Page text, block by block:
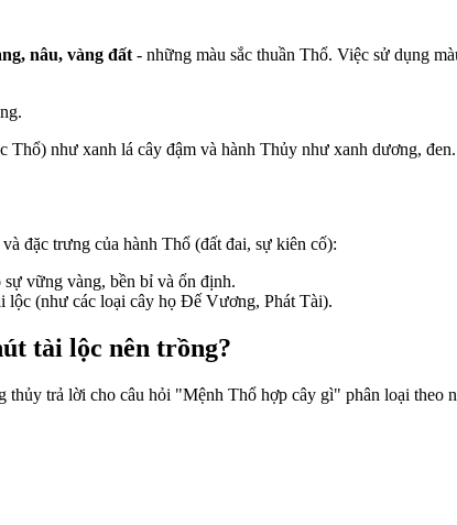
nâu, vàng đất - những màu sắc thuần Thổ. Việc sử dụng
như xanh lá cây đậm và hành Thủy như xanh dương,
đặc trưng của hành Thổ (đất đai, sự kiên cố):
vững vàng, bền bỉ và ổn định.
lộc (như các loại cây họ Đế Vương, Phát Tài).
tài lộc nên trồng?
trả lời cho câu hỏi "Mệnh Thổ hợp cây gì" phân loại theo